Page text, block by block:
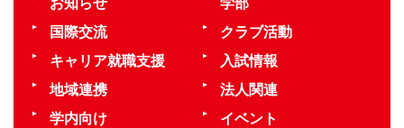
お知らせ
学部
国際交流
クラブ活動
キャリア就職支援
入試情報
地域連携
法人関連
学内向け
イベント